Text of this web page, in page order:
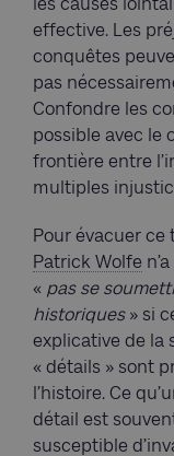
effective. Les
conquêtes
pas
Confondre les
possible avec le
frontière entre
multiples
Pour évacuer ce
Patrick Wolfe
« pas se
historiques» si
explicative de la
« détails » sont
l’histoire. Ce
détail est
susceptible